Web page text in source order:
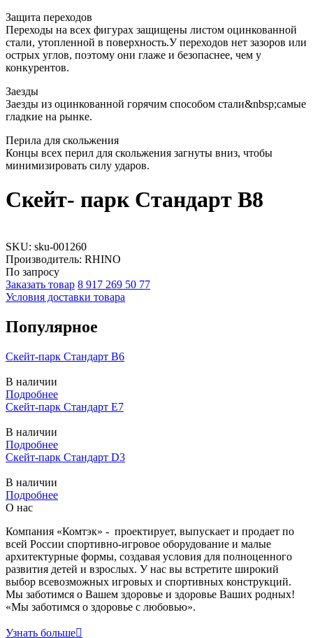
Защита переходов
Переходы на всех фигурах защищены листом оцинкованной
стали, утопленной в поверхность.У переходов нет зазоров или
острых углов, поэтому они глаже и безопаснее, чем у
конкурентов.
Заезды
Заезды из оцинкованной горячим способом стали&nbsp;самые
гладкие на рынке.
Перила для скольжения
Концы всех перил для скольжения загнуты вниз, чтобы
минимизировать силу ударов.
Скейт- парк Стандарт B8
SKU: sku-001260
Производитель: RHINO
По запросу
Заказать товар 8 917 269 50 77
Условия доставки товара
Популярное
Скейт-парк Стандарт B6
В наличии
Подробнее
Скейт-парк Стандарт E7
В наличии
Подробнее
Скейт-парк Стандарт D3
В наличии
Подробнее
О нас
Компания «Комтэк» - проектирует, выпускает и продает по
всей России спортивно-игровое оборудование и малые
архитектурные формы, создавая условия для полноценного
развития детей и взрослых. У нас вы встретите широкий
выбор всевозможных игровых и спортивных конструкций.
Мы заботимся о Вашем здоровье и здоровье Ваших родных!
«Мы заботимся о здоровье с любовью».
Узнать больше